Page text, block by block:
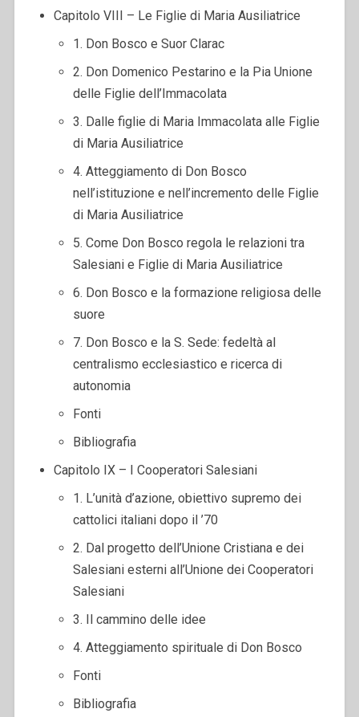
Capitolo VIII – Le Figlie di Maria Ausiliatrice
1. Don Bosco e Suor Clarac
2. Don Domenico Pestarino e la Pia Unione
delle Figlie dell’Immacolata
3. Dalle figlie di Maria Immacolata alle Figlie
di Maria Ausiliatrice
4. Atteggiamento di Don Bosco
nell’istituzione e nell’incremento delle Figlie
di Maria Ausiliatrice
5. Come Don Bosco regola le relazioni tra
Salesiani e Figlie di Maria Ausiliatrice
6. Don Bosco e la formazione religiosa delle
suore
7. Don Bosco e la S. Sede: fedeltà al
centralismo ecclesiastico e ricerca di
autonomia
Fonti
Bibliografia
Capitolo IX – I Cooperatori Salesiani
1. L’unità d’azione, obiettivo supremo dei
cattolici italiani dopo il ’70
2. Dal progetto dell’Unione Cristiana e dei
Salesiani esterni all’Unione dei Cooperatori
Salesiani
3. Il cammino delle idee
4. Atteggiamento spirituale di Don Bosco
Fonti
Bibliografia